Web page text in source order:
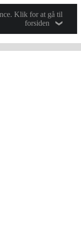
Klik for at gå til
forsiden